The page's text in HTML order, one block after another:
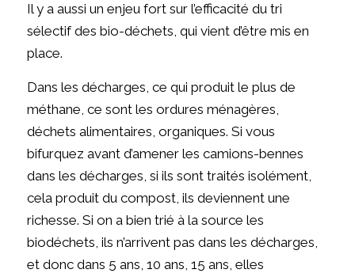
Il y a aussi un enjeu fort sur l’efficacité du tri
sélectif des bio-déchets, qui vient d’être mis en
place.
Dans les décharges, ce qui produit le plus de
méthane, ce sont les ordures ménagères,
déchets alimentaires, organiques. Si vous
bifurquez avant d’amener les camions-bennes
dans les décharges, si ils sont traités isolément,
cela produit du compost, ils deviennent une
richesse. Si on a bien trié à la source les
biodéchets, ils n’arrivent pas dans les décharges,
et donc dans 5 ans, 10 ans, 15 ans, elles